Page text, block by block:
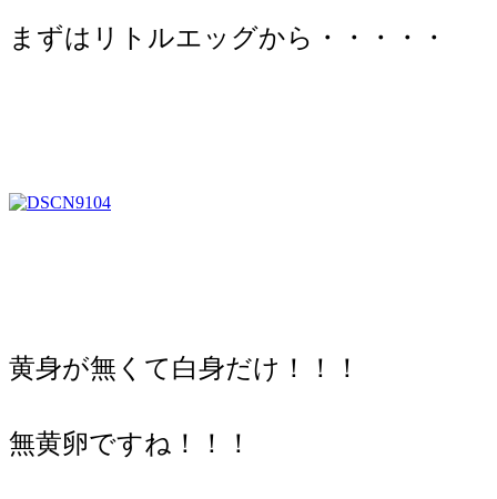
まずはリトルエッグから・・・・・
黄身が無くて白身だけ！！！
無黄卵ですね！！！